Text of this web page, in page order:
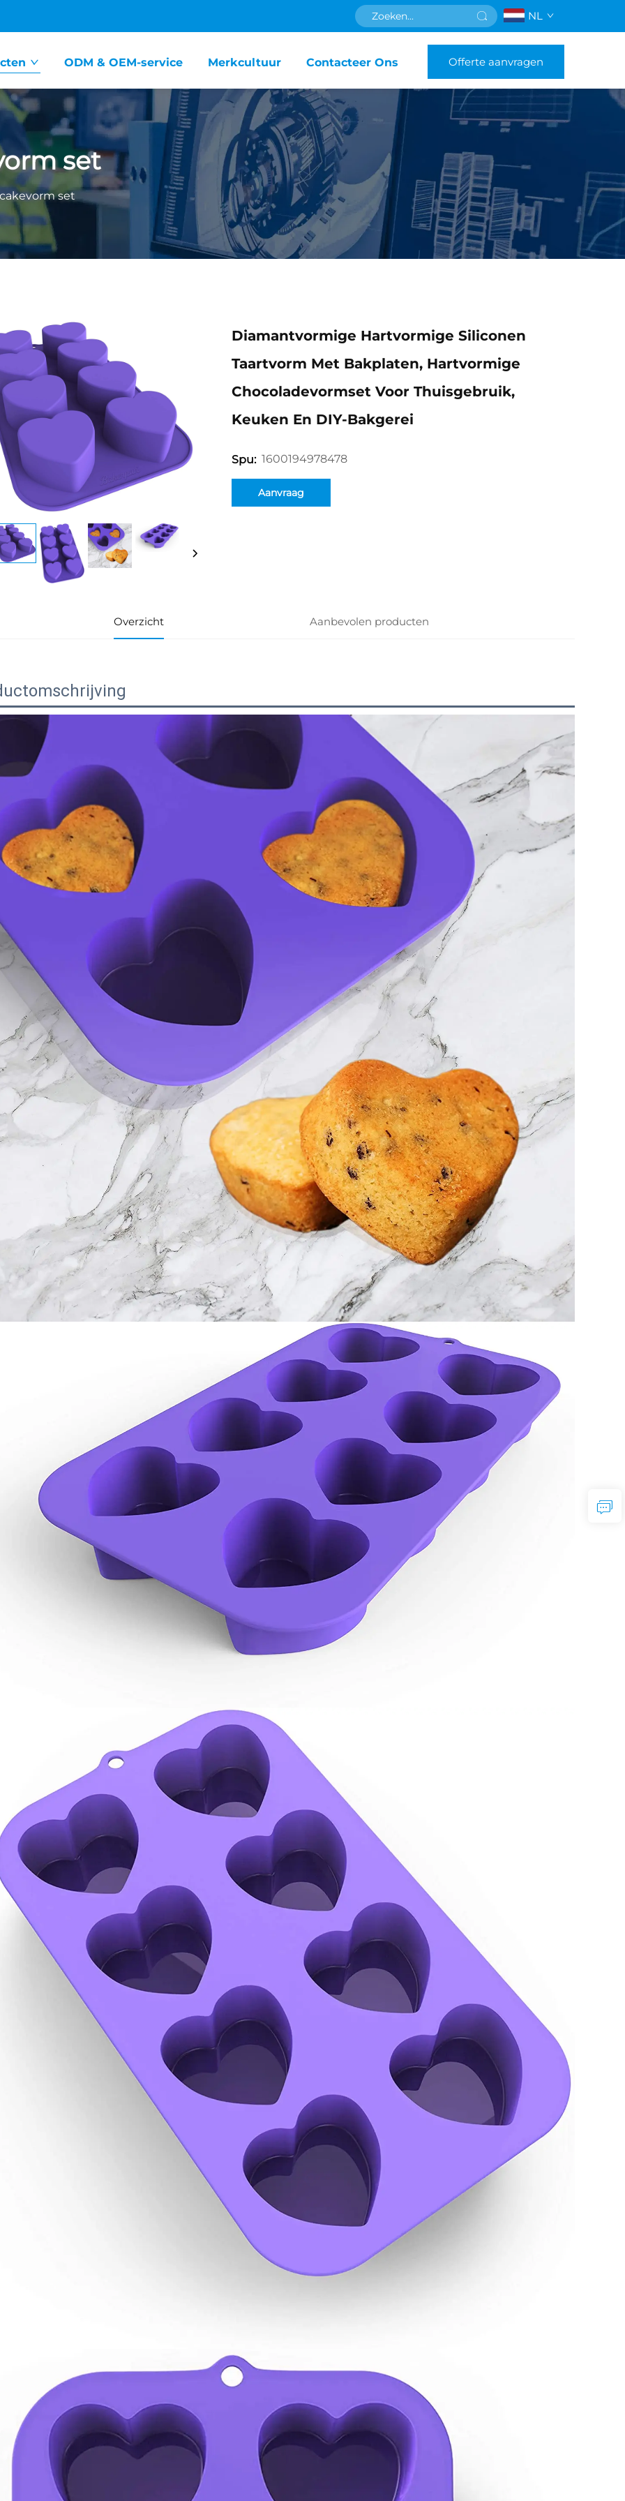
NL
ODM & OEM-service Merkcultuur Contacteer Ons Offerte aanvragen
set
set
Diamantvormige Hartvormige Siliconen
Taartvorm Met Bakplaten, Hartvormige
Chocoladevormset Voor Thuisgebruik,
Keuken En DIY-Bakgerei
Spu: 1600194978478
Aanvraag
Overzicht Aanbevolen producten